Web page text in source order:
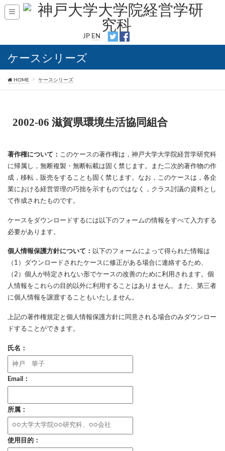
JP EN
ケースシリーズ
HOME ケースシリーズ
2002-06 滋賀県環境生活協同組合
著作権について： このケースの著作権は，神戸大学大学院経営学研究科
に帰属し，無断複製・無断転載は固く禁じます。また二次的著作物の作
成，移転，販売をすることも固く禁じます。なお，このケースは，各企
業における経営管理の巧拙を示すものではなく，クラス討議の資料とし
て作成されたものです。
ケースをダウンロードするには以下のフォームの情報をすべて入力する
必要があります。
個人情報保護方針について： 以下のフォームによって得られた情報は
（1）ダウンロードされたケースに修正がある場合に連絡するため、
（2）個人が特定されない形でケースの改善のために利用されます。個
人情報をこれらの目的以外に利用することはありません。また、第三者
に個人情報を譲渡することもいたしません。
上記の著作権規定と個人情報保護方針に同意される場合のみダウンロー
ドすることができます。
氏名：
Email：
所属：
使用目的：